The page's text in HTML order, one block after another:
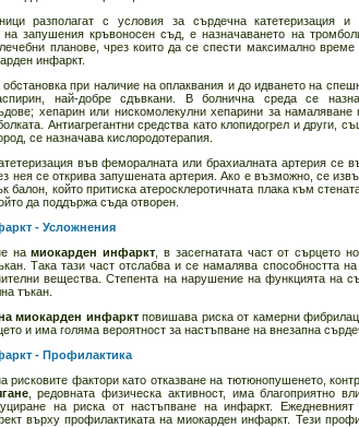
разполагат с условия за сърдечна катетеризация и
на запушения кръвоносен съд, е назначаването на
лечебни планове, чрез които да се спести максимално
инфаркт.
при наличие на оплаквания и до идването на
най-добре сдъвкани. В болнична среда се
хепарин или нискомолекулни хепарини за
Антиагрегантни средства като клопидогрел и други,
се назначава кислородотерапия.
във феморалната или брахиалната артерия се
нея се открива запушената артерия. Ако е възможно, се
балон, който притиска атеросклеротичната плака към
да поддържа съда отворен.
- Усложнения
намиокарден инфаркт , в засегнатата част от сърцето
Така тази част отслабва и се намалява способността
вещества. Степента на нарушение на функцията на
тъкан.
миокарден инфарктповишава риска от камерни
и има голяма вероятност за настъпване на внезапна
- Профилактика
рисковите фактори като отказване на тютюнопушенето,
, редовната физическа активност, има благоприятно
на риска от настъпване на инфаркт.
върху профилактиката на миокарден инфаркт. Тези